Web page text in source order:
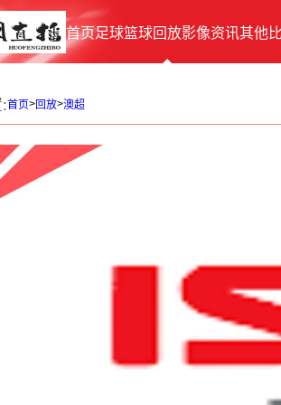
首页足球篮球回放影像资讯其他
首页>回放>澳超